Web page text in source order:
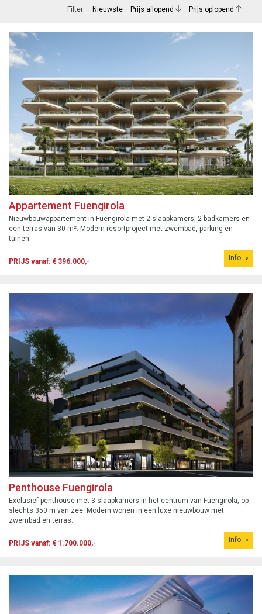
Filter: Nieuwste Prijs aflopend Prijs oplopend
Appartement Fuengirola
Nieuwbouwappartement in Fuengirola met 2 slaapkamers, 2 badkamers en
een terras van 30 m². Modern resortproject met zwembad, parking en
tuinen.
PRIJS vanaf: € 396.000,- Info
Penthouse Fuengirola
Exclusief penthouse met 3 slaapkamers in het centrum van Fuengirola, op
slechts 350 m van zee. Modern wonen in een luxe nieuwbouw met
zwembad en terras.
PRIJS vanaf: € 1.700.000,- Info